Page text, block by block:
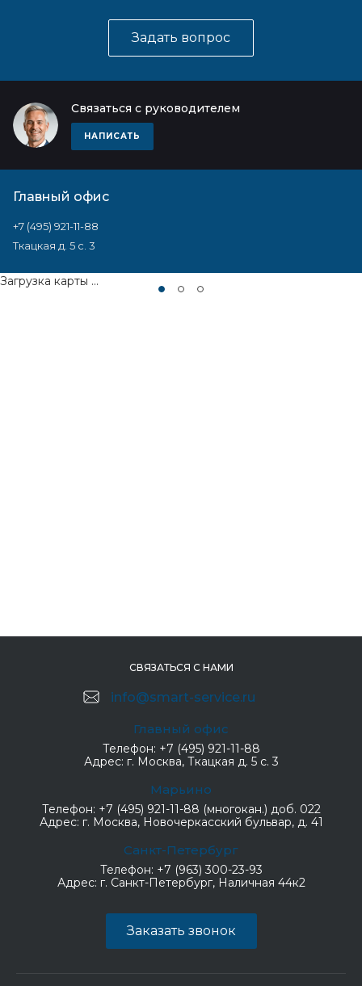
Задать вопрос
Связаться с руководителем
НАПИСАТЬ
Главный офис
+7 (495) 921-11-88
Ткацкая д. 5 с. 3
Загрузка карты ...
СВЯЗАТЬСЯ С НАМИ
info@smart-service.ru
Главный офис
Телефон: +7 (495) 921-11-88
Адрес: г. Москва, Ткацкая д. 5 с. 3
Марьино
Телефон: +7 (495) 921-11-88 (многокан.) доб. 022
Адрес: г. Москва, Новочеркасский бульвар, д. 41
Санкт-Петербург
Телефон: +7 (963) 300-23-93
Адрес: г. Санкт-Петербург, Наличная 44к2
Заказать звонок